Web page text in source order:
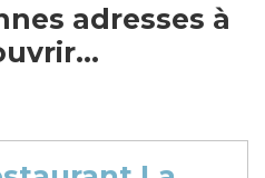
adresses à